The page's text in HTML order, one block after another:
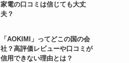
家電の口コミは信じても大丈
夫？
「AOKIMI」ってどこの国の会
社？高評価レビューや口コミが
信用できない理由とは？